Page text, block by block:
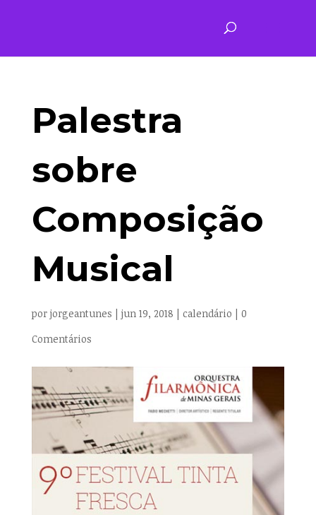
Palestra
sobre
Composição
Musical
por jorgeantunes | jun 19, 2018 | calendário | 0
Comentários